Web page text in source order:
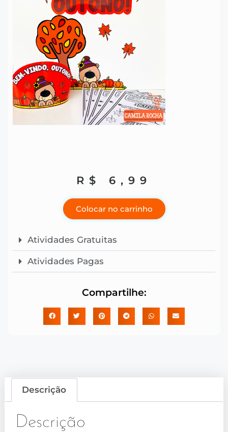
R$ 6,99
Colocar no carrinho
Atividades Gratuitas
Atividades Pagas
Compartilhe:
Descrição
Descrição